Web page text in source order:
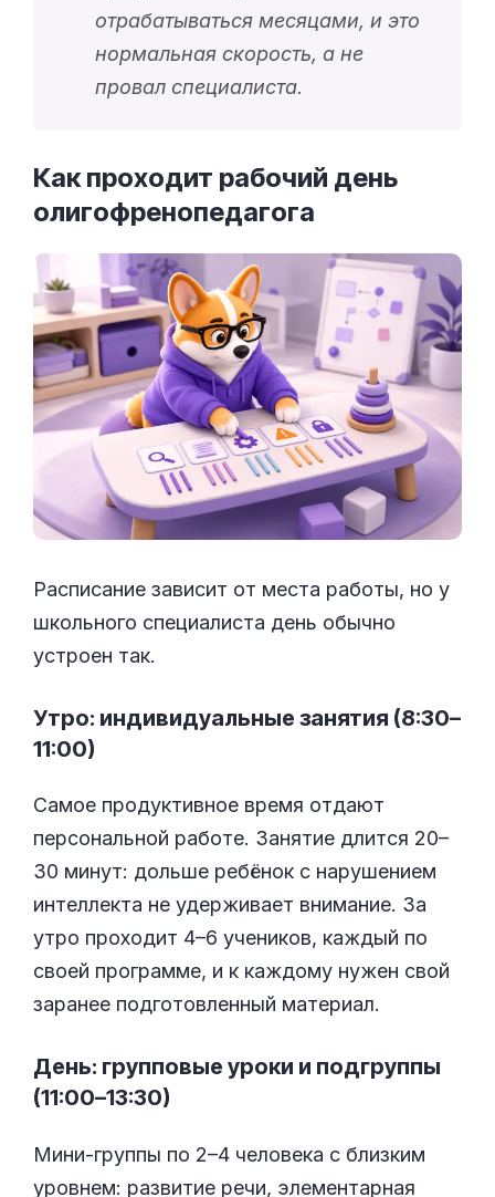
отрабатываться месяцами, и это
нормальная скорость, а не
провал специалиста.
Как проходит рабочий день
олигофренопедагога
Расписание зависит от места работы, но у
школьного специалиста день обычно
устроен так.
Утро: индивидуальные занятия (8:30–
11:00)
Самое продуктивное время отдают
персональной работе. Занятие длится 20–
30 минут: дольше ребёнок с нарушением
интеллекта не удерживает внимание. За
утро проходит 4–6 учеников, каждый по
своей программе, и к каждому нужен свой
заранее подготовленный материал.
День: групповые уроки и подгруппы
(11:00–13:30)
Мини-группы по 2–4 человека с близким
уровнем: развитие речи, элементарная